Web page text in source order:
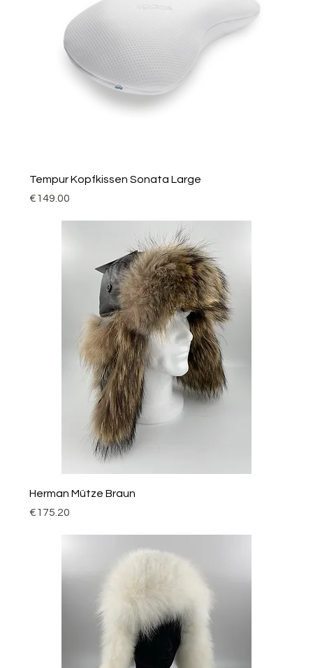
Tempur Kopfkissen Sonata Large
Price
€149.00
Herman Mütze Braun
Price
€175.20